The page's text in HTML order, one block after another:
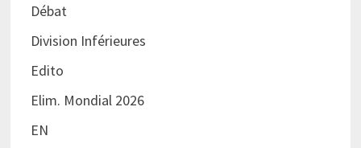
Débat
Division Inférieures
Edito
Elim. Mondial 2026
EN